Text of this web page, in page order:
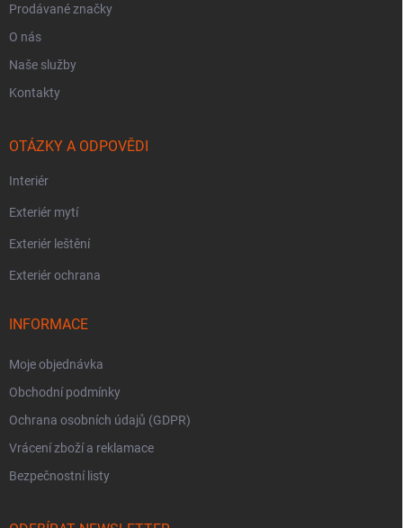
Prodávané značky
O nás
Naše služby
Kontakty
OTÁZKY A ODPOVĚDI
Interiér
Exteriér mytí
Exteriér leštění
Exteriér ochrana
INFORMACE
Moje objednávka
Obchodní podmínky
Ochrana osobních údajů (GDPR)
Vrácení zboží a reklamace
Bezpečnostní listy